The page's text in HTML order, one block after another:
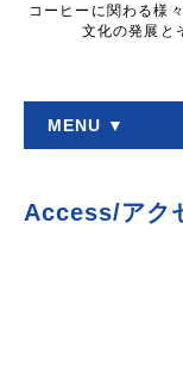
コーヒーに関わる様
文化の発展と
MENU ▼
Access/アク